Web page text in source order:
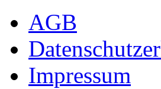
AGB
Impressum